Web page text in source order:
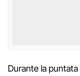
Durante la